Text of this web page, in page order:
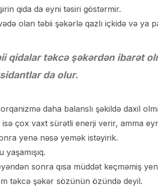
qida da eyni təsiri göstərmir.
olan təbii şəkərlə qazlı içkidə və ya
qidalar təkcə şəkərdən ibarət
da olur.
daha balanslı şəkildə daxil
çox vaxt sürətli enerji verir, amma
yenə nəsə yemək istəyirik.
sonra qısa müddət keçməmiş
təkcə şəkər sözünün özündə deyil.